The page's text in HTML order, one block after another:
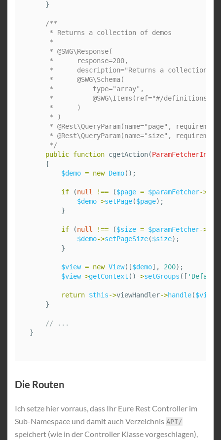
}
/**
     * Returns a collection of demos
     *
     * @SWG\Response(
     *      response=200,
*      description="Returns a collection
     *      @SWG\Schema(
     *          type="array",
*          @SWG\Items(ref="#/definitions/
     *      )
     * )
* @Rest\QueryParam(name="page",
* @Rest\QueryParam(name="size",
     */
public function cgetAction(
{
$demo = new Demo();
if (null !== ($page = $paramFetcher->
$demo->setPage($page);
}
if (null !== ($size = $paramFetcher->
$demo->setPageSize($size);
}
$view = new View([$demo], 200);
$view->getContext () ->setGroups ([
return $this->viewHandler->handle($view
}
// ...
}
Die Routen
Ich setze hier vorraus, dass Ihr Eure Rest Controller im
Sub-Namespace und damit auch Verzeichnis API/
speichert (wie in der Controller Klasse vorgeschlagen),